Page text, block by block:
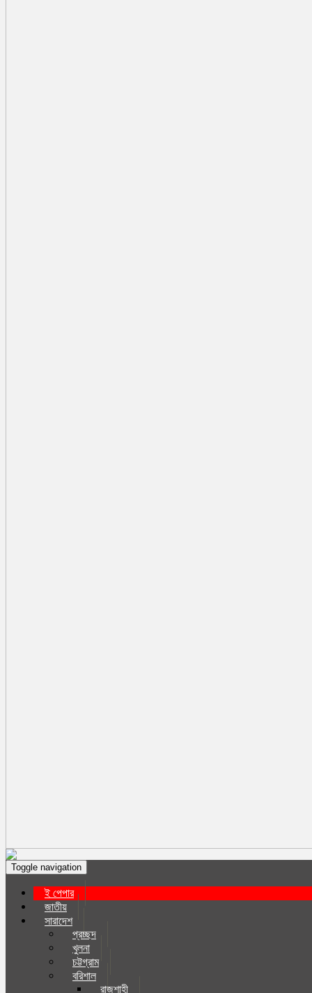
Toggle navigation
ই পেপার
জাতীয়
সারাদেশ
প্রচ্ছদ
খুলনা
চট্টগ্রাম
বরিশাল
রাজশাহী